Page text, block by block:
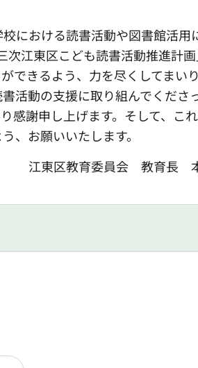
における読書活動や図書館活用
次江東区こども読書活動推進計
できるよう、力を尽くしてまい
活動の支援に取り組んでくださ
感謝申し上げます。そして、こ
、お願いいたします。
江東区教育委員会 教育長